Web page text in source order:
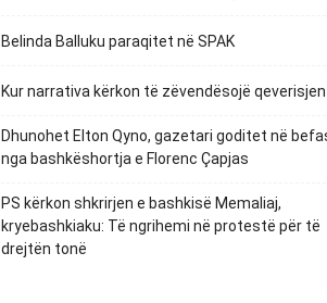
Belinda Balluku paraqitet në SPAK
Kur narrativa kërkon të zëvendësojë qeverisjen
Dhunohet Elton Qyno, gazetari goditet në
nga bashkëshortja e Florenc Çapjas
PS kërkon shkrirjen e bashkisë Memaliaj,
kryebashkiaku: Të ngrihemi në protestë për të
drejtën tonë